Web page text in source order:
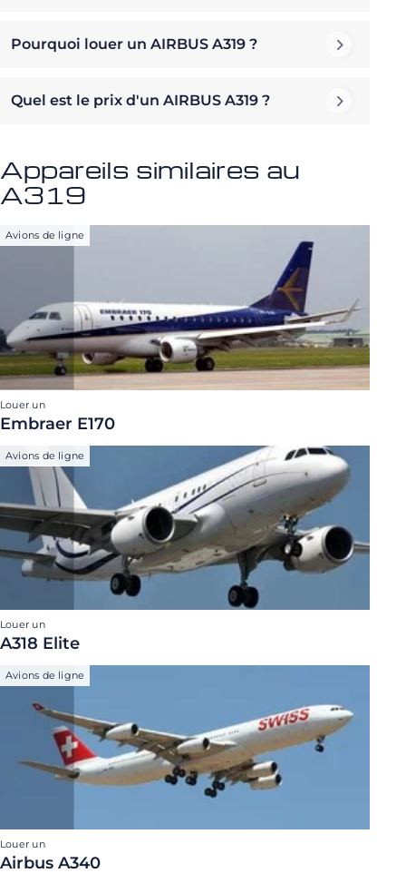
Pourquoi louer un AIRBUS A319 ?
Quel est le prix d'un AIRBUS A319 ?
Appareils similaires au
A319
Avions de ligne
Louer un
Embraer E170
Avions de ligne
Louer un
A318 Elite
Avions de ligne
Louer un
Airbus A340